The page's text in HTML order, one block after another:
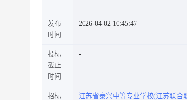
发布
时间
2026-04-02 10:45:47
投标
截止
时间
招标
江苏省泰兴中等专业学校(江苏联合